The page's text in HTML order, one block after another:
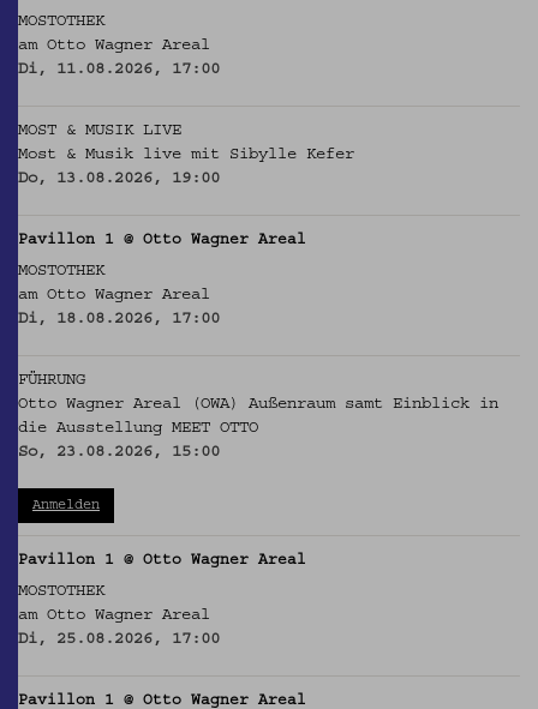
MOSTOTHEK
am Otto Wagner Areal
Di, 11.08.2026, 17:00
MOST & MUSIK LIVE
Most & Musik live mit Sibylle Kefer
Do, 13.08.2026, 19:00
Pavillon 1 @ Otto Wagner Areal
MOSTOTHEK
am Otto Wagner Areal
Di, 18.08.2026, 17:00
FÜHRUNG
Otto Wagner Areal (OWA) Außenraum samt Einblick in
die Ausstellung MEET OTTO
So, 23.08.2026, 15:00
Anmelden
Pavillon 1 @ Otto Wagner Areal
MOSTOTHEK
am Otto Wagner Areal
Di, 25.08.2026, 17:00
Pavillon 1 @ Otto Wagner Areal